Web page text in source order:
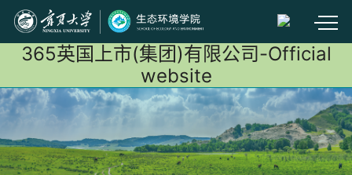
365英国上市(集团)有限公司-Official
website